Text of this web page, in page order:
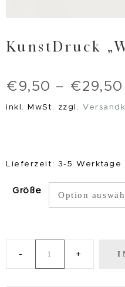
KunstDruck
€ 9,50 – €29,50
inkl. MwSt. zzgl.
Lieferzeit: 3-5 Werktage
Größe